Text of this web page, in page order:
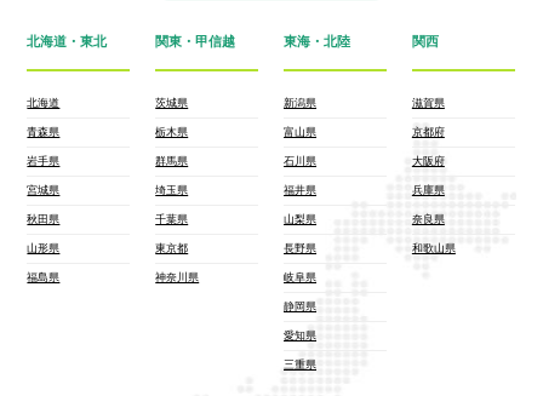
北海道・東北
北海道
青森県
岩手県
宮城県
秋田県
山形県
福島県
関東・甲信越
茨城県
栃木県
群馬県
埼玉県
千葉県
東京都
神奈川県
東海・北陸
新潟県
富山県
石川県
福井県
山梨県
長野県
岐阜県
静岡県
愛知県
三重県
関西
滋賀県
京都府
大阪府
兵庫県
奈良県
和歌山県